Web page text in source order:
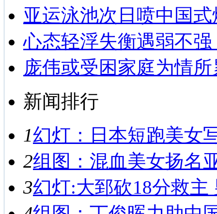
亚运泳池次日喷中国
心态轻浮失衡遇弱不
庞伟或受困家庭为情
新闻排行
1幻灯：日本短跑美女
2组图：混血美女扬名
3幻灯:大郅砍18分救主